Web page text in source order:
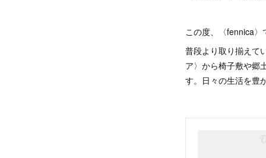
この度、〈fennica
普段より取り揃えて
ア〉から椅子敷や郷
す。日々の生活を豊